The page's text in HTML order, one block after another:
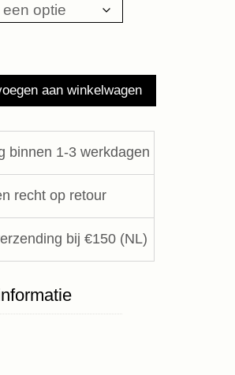
aan winkelwagen
binnen 1-3 werkdagen
recht op retour
bij €150 (NL)